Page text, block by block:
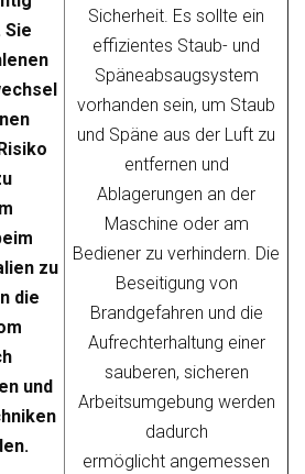
zu
die
und
Sicherheit. Es sollte ein
effizientes Staub- und
Späneabsaugsystem
vorhanden sein, um Staub
und Späne aus der Luft zu
entfernen und
Ablagerungen an der
Maschine oder am
Bediener zu verhindern. Die
Beseitigung von
Brandgefahren und die
Aufrechterhaltung einer
sauberen, sicheren
Arbeitsumgebung werden
dadurch
ermöglicht angemessen